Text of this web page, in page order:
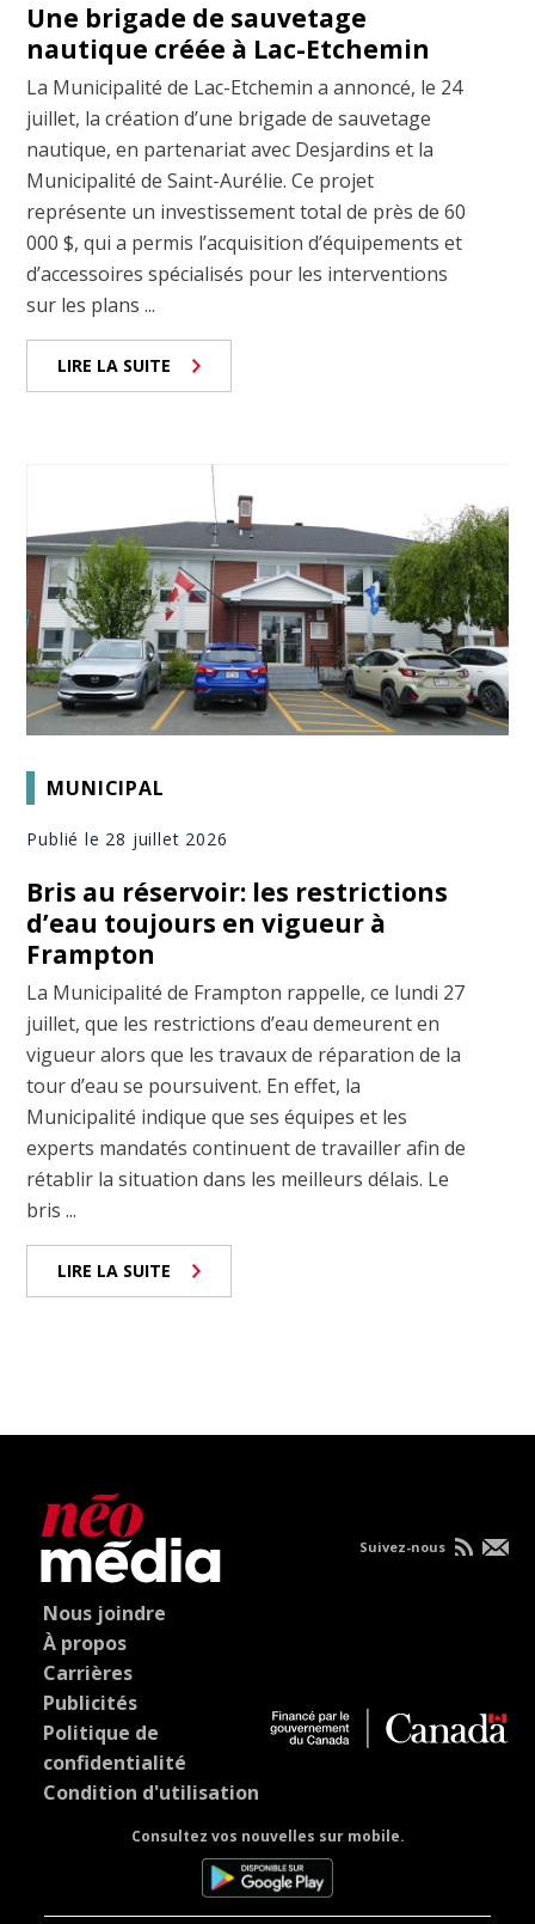
Une brigade de sauvetage
nautique créée à Lac-Etchemin
La Municipalité de Lac-Etchemin a annoncé, le 24
juillet, la création d’une brigade de sauvetage
nautique, en partenariat avec Desjardins et la
Municipalité de Saint-Aurélie. Ce projet
représente un investissement total de près de 60
000 $, qui a permis l’acquisition d’équipements et
d’accessoires spécialisés pour les interventions
sur les plans ...
LIRE LA SUITE
MUNICIPAL
Publié le 28 juillet 2026
Bris au réservoir: les restrictions
d’eau toujours en vigueur à
Frampton
La Municipalité de Frampton rappelle, ce lundi 27
juillet, que les restrictions d’eau demeurent en
vigueur alors que les travaux de réparation de la
tour d’eau se poursuivent. En effet, la
Municipalité indique que ses équipes et les
experts mandatés continuent de travailler afin de
rétablir la situation dans les meilleurs délais. Le
bris ...
LIRE LA SUITE
Nous joindre
À propos
Carrières
Publicités
Politique de
confidentialité
Condition d'utilisation
Consultez vos nouvelles sur mobile.
Suivez-nous